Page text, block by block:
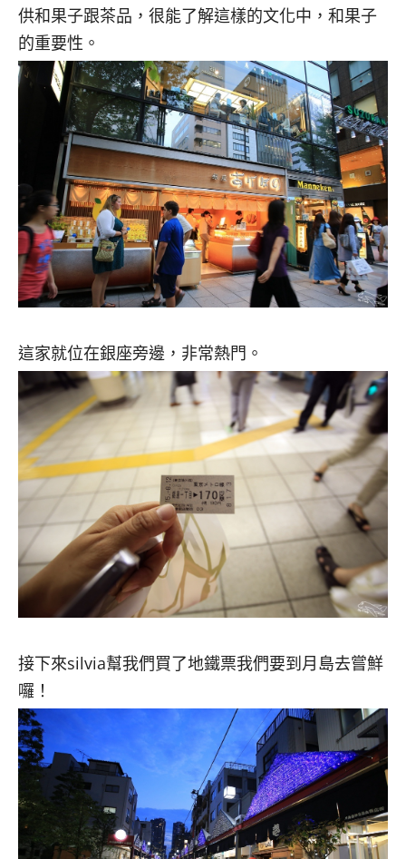
供和果子跟茶品，很能了解這樣的文化中，和果子
的重要性。
這家就位在銀座旁邊，非常熱門。
接下來silvia幫我們買了地鐵票我們要到月島去嘗鮮
囉！